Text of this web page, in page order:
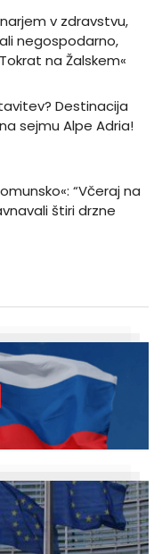
v zdravstvu,
negospodarno,
na Žalskem«
Destinacija
sejmu Alpe Adria!
“Včeraj na
štiri drzne